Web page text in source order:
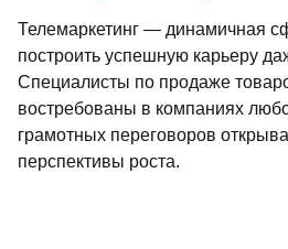
Телемаркетинг — динамичная
построить успешную карьеру
Специалисты по продаже
востребованы в компаниях
грамотных переговоров
перспективы роста.